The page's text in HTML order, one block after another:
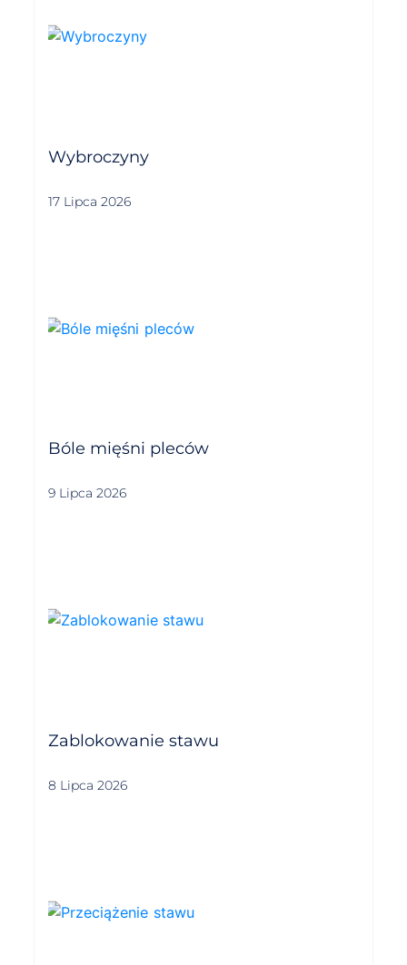
Wybroczyny
17 Lipca 2026
Bóle mięśni pleców
9 Lipca 2026
Zablokowanie stawu
8 Lipca 2026